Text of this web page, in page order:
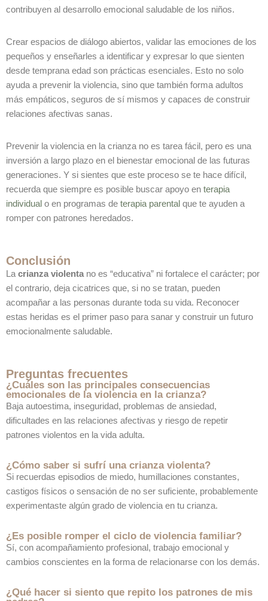
contribuyen al desarrollo emocional saludable de los niños.
Crear espacios de diálogo abiertos, validar las emociones de los
pequeños y enseñarles a identificar y expresar lo que sienten
desde temprana edad son prácticas esenciales. Esto no solo
ayuda a prevenir la violencia, sino que también forma adultos
más empáticos, seguros de sí mismos y capaces de construir
relaciones afectivas sanas.
Prevenir la violencia en la crianza no es tarea fácil, pero es una
inversión a largo plazo en el bienestar emocional de las futuras
generaciones. Y si sientes que este proceso se te hace difícil,
recuerda que siempre es posible buscar apoyo en terapia
individual o en programas de terapia parental que te ayuden a
romper con patrones heredados.
Conclusión
La crianza violenta no es “educativa” ni fortalece el carácter; por
el contrario, deja cicatrices que, si no se tratan, pueden
acompañar a las personas durante toda su vida. Reconocer
estas heridas es el primer paso para sanar y construir un futuro
emocionalmente saludable.
Preguntas frecuentes
¿Cuáles son las principales consecuencias
emocionales de la violencia en la crianza?
Baja autoestima, inseguridad, problemas de ansiedad,
dificultades en las relaciones afectivas y riesgo de repetir
patrones violentos en la vida adulta.
¿Cómo saber si sufrí una crianza violenta?
Si recuerdas episodios de miedo, humillaciones constantes,
castigos físicos o sensación de no ser suficiente, probablemente
experimentaste algún grado de violencia en tu crianza.
¿Es posible romper el ciclo de violencia familiar?
Sí, con acompañamiento profesional, trabajo emocional y
cambios conscientes en la forma de relacionarse con los demás.
¿Qué hacer si siento que repito los patrones de mis